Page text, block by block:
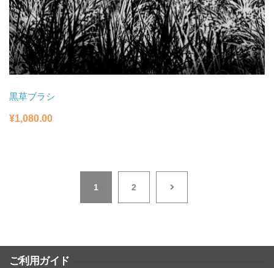
黒草ブラシ
¥1,080.00
1 2
ご利用ガイド